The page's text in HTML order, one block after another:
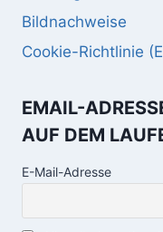
Bildnachweise
Cookie-Richtlinie
EMAIL-
AUF DEM
E-Mail-Adresse